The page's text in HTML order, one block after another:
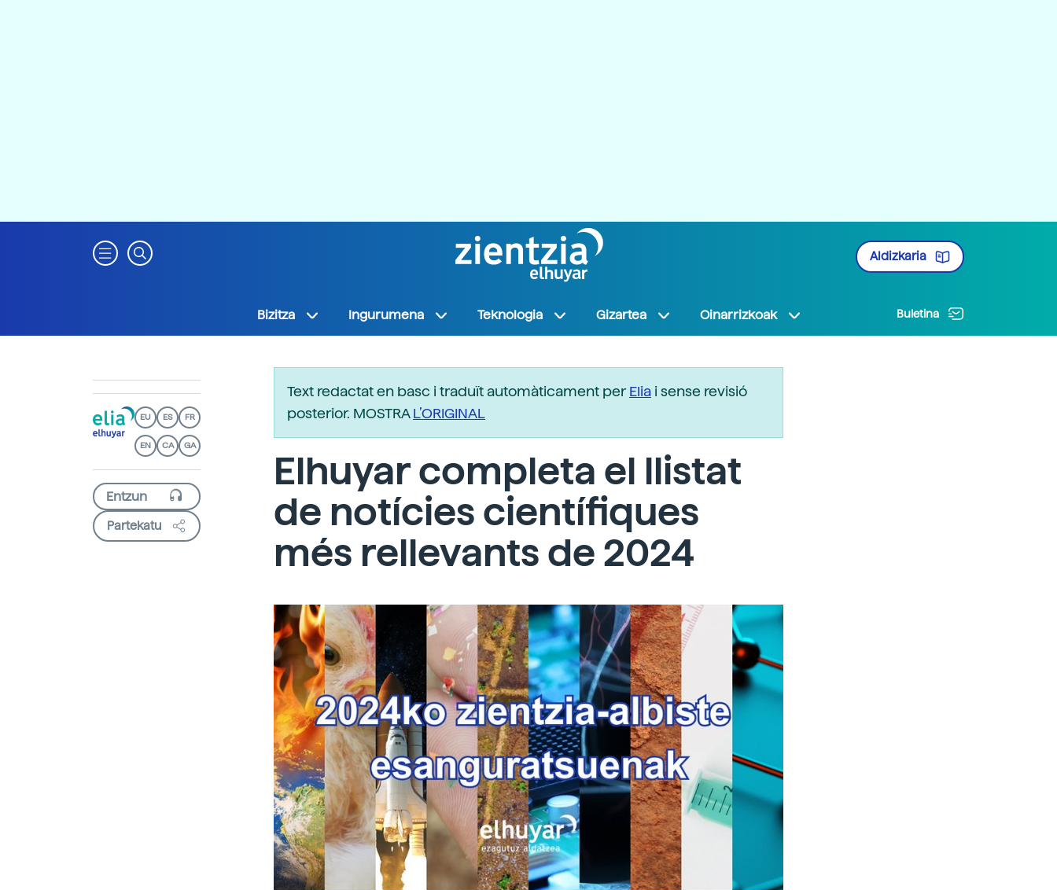
Aldizkaria
Bizitza Ingurumena Teknologia Gizartea Oinarrizkoak Buletina
EU ES FR
EN CA GA
Partekatu
Text redactat en basc i traduït automàticament perElia i sense revisió
posterior. MOSTRAL’ORIGINAL
Elhuyar completa el llistat
de notícies científiques
més rellevants de 2024